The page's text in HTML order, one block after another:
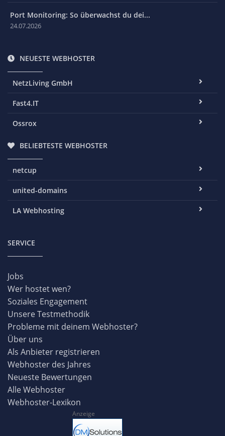
Port Monitoring: So überwachst du dei...
24.07.2026
NEUESTE WEBHOSTER
NetzLiving GmbH
Fast4.IT
Ossrox
BELIEBTESTE WEBHOSTER
netcup
united-domains
LA Webhosting
SERVICE
Jobs
Wer hostet wen?
Soziales Engagement
Unsere Testmethodik
Probleme mit deinem Webhoster?
Über uns
Als Anbieter registrieren
Webhoster des Jahres
Neueste Bewertungen
Alle Webhoster
Webhoster-Lexikon
Anzeige